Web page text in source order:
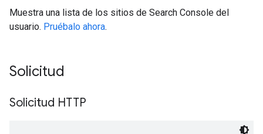
Muestra una lista de los sitios de Search Console del
usuario. Pruébalo ahora.
Solicitud
Solicitud HTTP